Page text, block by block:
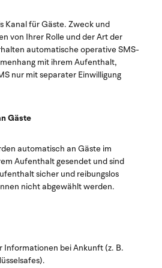
Kanal für Gäste. Zweck und
von Ihrer Rolle und der Art der
automatische operative SMS-
mit ihrem Aufenthalt,
nur mit separater Einwilligung
Gäste
automatisch an Gäste im
Aufenthalt gesendet und sind
sicher und reibungslos
nicht abgewählt werden.
Informationen bei Ankunft (z. B.